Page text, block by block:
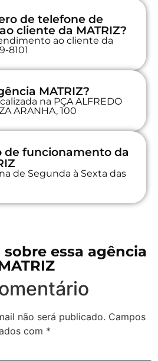
de telefone de
cliente da MATRIZ?
ao cliente da
8101
MATRIZ?
na PÇA ALFREDO
ARANHA, 100
de funcionamento da
de Segunda à Sexta das
essa agência
não será publicado. Campos
com *